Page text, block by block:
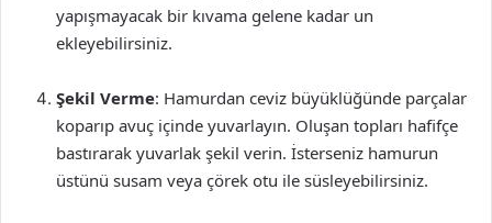
yapışmayacak bir kıvama gelene kadar un
ekleyebilirsiniz.
Şekil Verme: Hamurdan ceviz büyüklüğünde parçalar
koparıp avuç içinde yuvarlayın. Oluşan topları hafifçe
bastırarak yuvarlak şekil verin. İsterseniz hamurun
üstünü susam veya çörek otu ile süsleyebilirsiniz.